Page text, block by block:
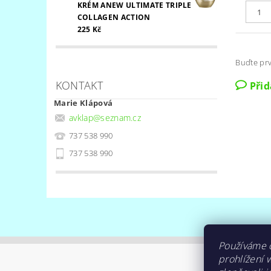
KRÉM ANEW ULTIMATE TRIPLE
COLLAGEN ACTION
225 Kč
KONTAKT
Marie Klápová
avklap@seznam.cz
737 538 990
737 538 990
Buďte
prohlížení